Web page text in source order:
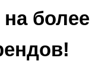
на более